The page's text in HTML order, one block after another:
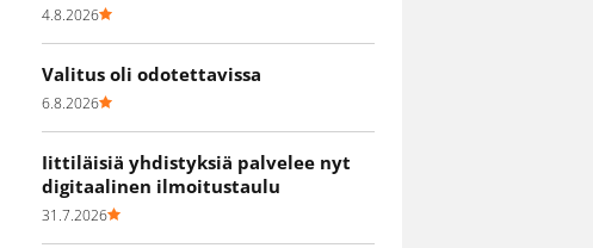
4.8.2026
Valitus oli odotettavissa
6.8.2026
Iittiläisiä yhdistyksiä palvelee nyt
digitaalinen ilmoitustaulu
31.7.2026